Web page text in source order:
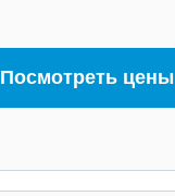
Посмотреть цены